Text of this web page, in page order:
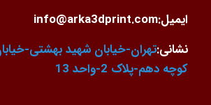
ایمیل:info@arka3dprint.com
نشانی:تهران-خیابان شهید بهشتی-
کوچه دهم-پلاک 2-واحد 13